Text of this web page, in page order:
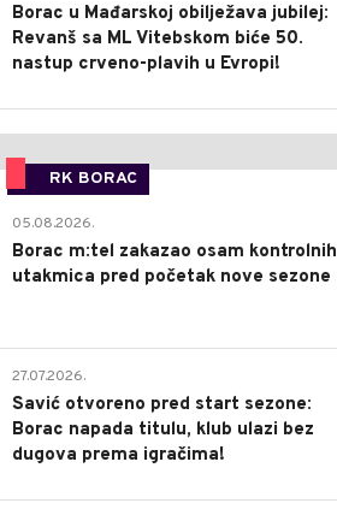
Borac u Mađarskoj obilježava jubilej:
Revanš sa ML Vitebskom biće 50.
nastup crveno-plavih u Evropi!
RK BORAC
05.08.2026.
Borac m:tel zakazao osam kontrolnih
utakmica pred početak nove sezone
27.07.2026.
Savić otvoreno pred start sezone:
Borac napada titulu, klub ulazi bez
dugova prema igračima!